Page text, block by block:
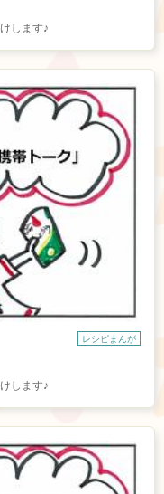
します♪
レシピまんが
します♪